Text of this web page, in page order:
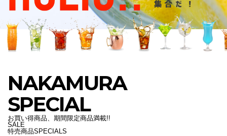
NAKAMURA
SPECIAL
お買い得商品、期間限定商品満載!!
SALE
特売商品SPECIALS